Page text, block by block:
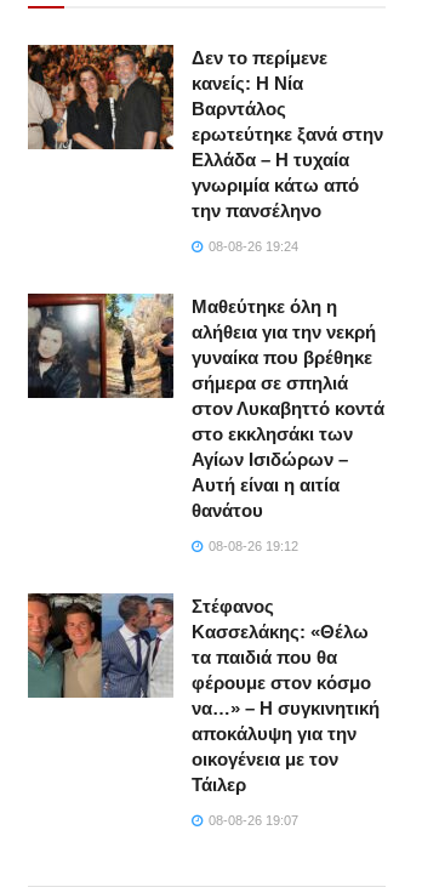
Δεν το περίμενε
κανείς: Η Νία
Βαρντάλος
ερωτεύτηκε ξανά στην
Ελλάδα – Η τυχαία
γνωριμία κάτω από
την πανσέληνο
08-08-26 19:24
Μαθεύτηκε όλη η
αλήθεια για την νεκρή
γυναίκα που βρέθηκε
σήμερα σε σπηλιά
στον Λυκαβηττό κοντά
στο εκκλησάκι των
Αγίων Ισιδώρων –
Αυτή είναι η αιτία
θανάτου
08-08-26 19:12
Στέφανος
Κασσελάκης: «Θέλω
τα παιδιά που θα
φέρουμε στον κόσμο
να…» – Η συγκινητική
αποκάλυψη για την
οικογένεια με τον
Τάιλερ
08-08-26 19:07